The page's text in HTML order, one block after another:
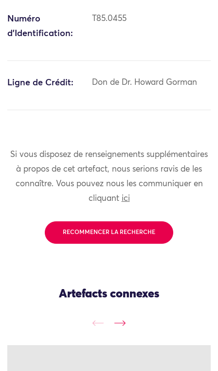
Numéro
d'Identification:
T85.0455
Ligne de Crédit: Don de Dr. Howard Gorman
Si vous disposez de renseignements supplémentaires
à propos de cet artefact, nous serions ravis de les
connaître. Vous pouvez nous les communiquer en
cliquant ici
RECOMMENCER LA RECHERCHE
Artefacts connexes